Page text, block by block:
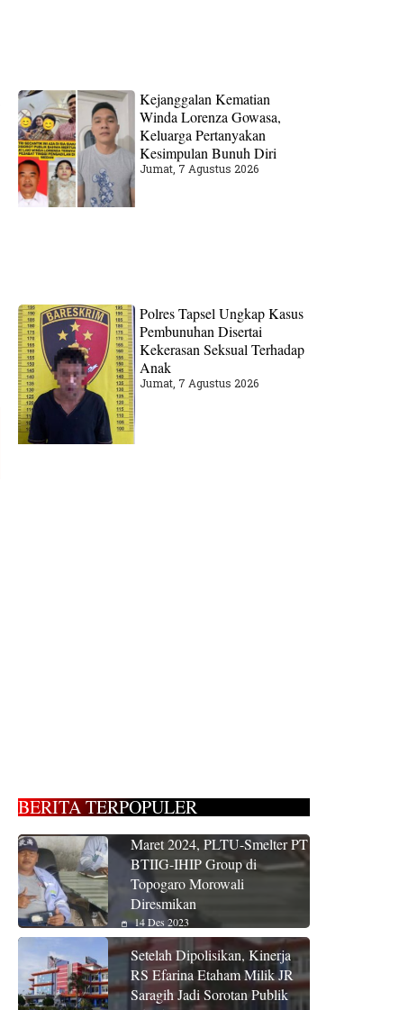
Kejanggalan Kematian
Winda Lorenza Gowasa,
Keluarga Pertanyakan
Kesimpulan Bunuh Diri
Jumat, 7 Agustus 2026
Polres Tapsel Ungkap Kasus
Pembunuhan Disertai
Kekerasan Seksual Terhadap
Anak
Jumat, 7 Agustus 2026
BERITA TERPOPULER
Maret 2024, PLTU-Smelter PT
BTIIG-IHIP Group di
Topogaro Morowali
Diresmikan
14 Des 2023
Setelah Dipolisikan, Kinerja
RS Efarina Etaham Milik JR
Saragih Jadi Sorotan Publik